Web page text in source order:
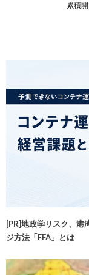
累積
[PR]地政学リスク、港
ジ方法「FFA」とは